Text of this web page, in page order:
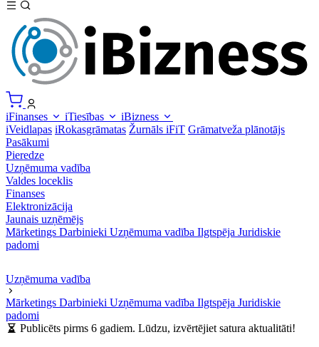
iFinanses iTiesības
iBizness
iVeidlapas iRokasgrāmatas Žurnāls iFiT Grāmatveža plānotājs
Pasākumi
Pieredze
Uzņēmuma vadība
Valdes loceklis
Finanses
Elektronizācija
Jaunais uzņēmējs
Mārketings Darbinieki Uzņēmuma vadība Ilgtspēja Juridiskie
padomi
Uzņēmuma vadība
Mārketings Darbinieki Uzņēmuma vadība Ilgtspēja Juridiskie
padomi
Publicēts pirms 6 gadiem. Lūdzu, izvērtējiet satura aktualitāti!